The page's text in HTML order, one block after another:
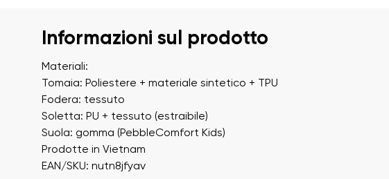
Informazioni sul prodotto
Materiali:
Tomaia: Poliestere + materiale sintetico + TPU
Fodera: tessuto
Soletta: PU + tessuto (estraibile)
Suola: gomma (PebbleComfort Kids)
Prodotte in Vietnam
EAN/SKU: nutn8jfyav